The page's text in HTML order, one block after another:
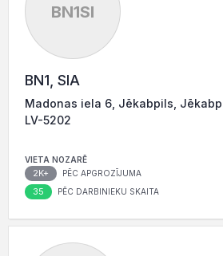
BN1SI
BN1, SIA
Madonas iela 6, Jēkabpils,
LV-5202
VIETA NOZARĒ
2K+ PĒC APGROZĪJUMA
35 PĒC DARBINIEKU SKAITA